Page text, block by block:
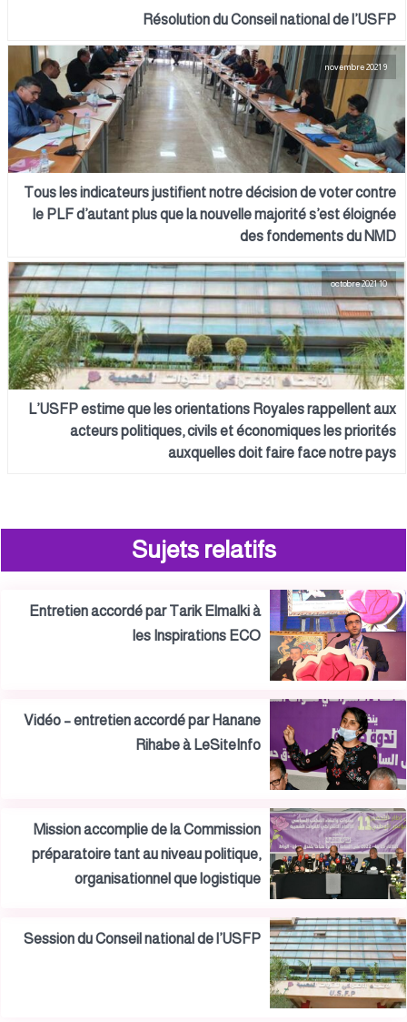
Résolution du Conseil national de l’USFP
Tous les indicateurs justifient notre décision de voter contre
le PLF d’autant plus que la nouvelle majorité s’est éloignée
des fondements du NMD
10 octobre 2021
L’USFP estime que les orientations Royales rappellent aux
acteurs politiques, civils et économiques les priorités
auxquelles doit faire face notre pays
Sujets relatifs
Entretien accordé par Tarik Elmalki à
les Inspirations ECO
Vidéo – entretien accordé par Hanane
Rihabe à LeSiteInfo
Mission accomplie de la Commission
préparatoire tant au niveau politique,
organisationnel que logistique
Session du Conseil national de l’USFP